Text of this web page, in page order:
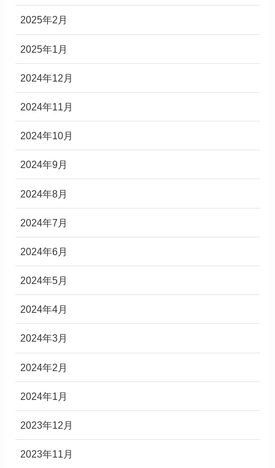
2025年2月
2025年1月
2024年12月
2024年11月
2024年10月
2024年9月
2024年8月
2024年7月
2024年6月
2024年5月
2024年4月
2024年3月
2024年2月
2024年1月
2023年12月
2023年11月